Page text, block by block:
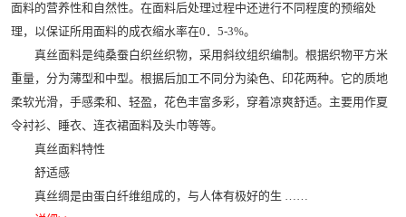
面料的营养性和自然性。在面料后处理过程中还进行不同程度的预缩处
理，以保证所用面料的成衣缩水率在0．5-3%。
真丝面料是纯桑蚕白织丝织物，采用斜纹组织编制。根据织物平方米
重量，分为薄型和中型。根据后加工不同分为染色、印花两种。它的质地
柔软光滑，手感柔和、轻盈，花色丰富多彩，穿着凉爽舒适。主要用作夏
令衬衫、睡衣、连衣裙面料及头巾等等。
真丝面料特性
舒适感
真丝绸是由蛋白纤维组成的，与人体有极好的生 ……